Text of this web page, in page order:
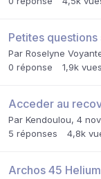
Petites
Par Roselyne
0 réponse 1,9k vues
Acceder au
Par Kendoulou, 4
5 réponses 4,8k
Archos 45